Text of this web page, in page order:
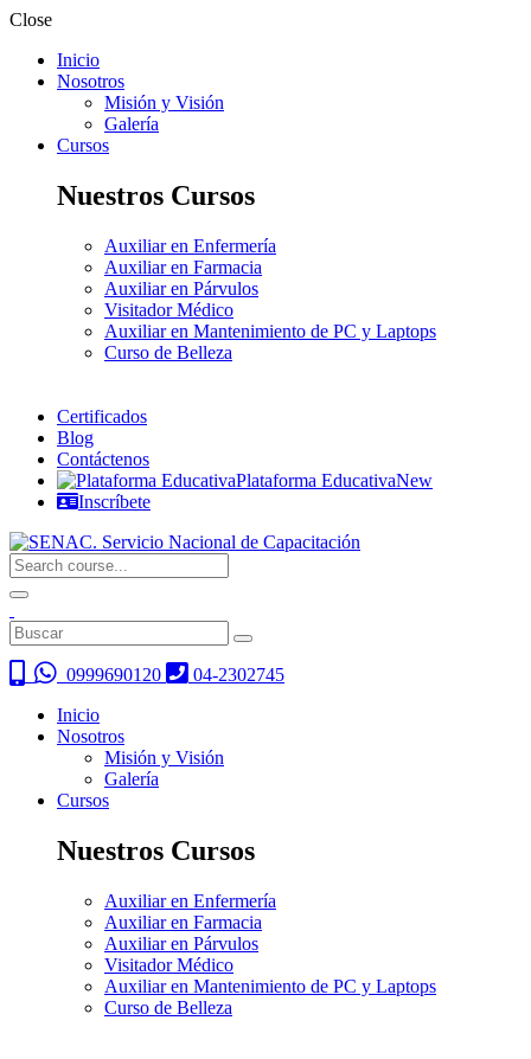
Close
Inicio
Nosotros
Misión y Visión
Galería
Cursos
Nuestros Cursos
Auxiliar en Enfermería
Auxiliar en Farmacia
Auxiliar en Párvulos
Visitador Médico
Auxiliar en Mantenimiento de PC y Laptops
Curso de Belleza
Certificados
Blog
Contáctenos
Plataforma EducativaNew
Inscríbete
0999690120
04-2302745
Inicio
Nosotros
Misión y Visión
Galería
Cursos
Nuestros Cursos
Auxiliar en Enfermería
Auxiliar en Farmacia
Auxiliar en Párvulos
Visitador Médico
Auxiliar en Mantenimiento de PC y Laptops
Curso de Belleza